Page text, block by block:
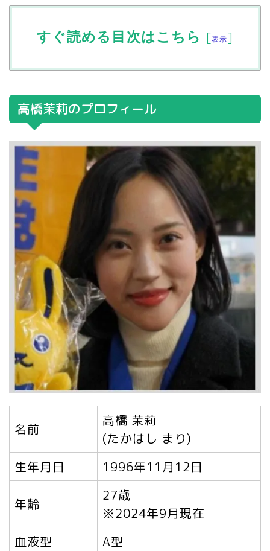
すぐ読める目次はこちら [表示]
高橋茉莉のプロフィール
名前
高橋 茉莉
(たかはし まり)
生年月日
1996年11月12日
年齢
27歳
※2024年9月現在
血液型
A型